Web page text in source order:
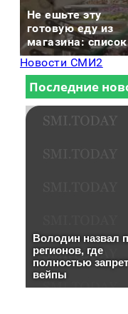
Не ешьте эту
готовую еду из
магазина: список
Новости СМИ2